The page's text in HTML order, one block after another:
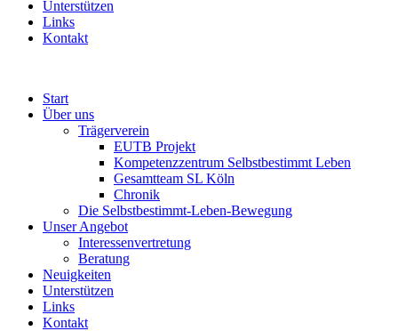
Unterstützen
Links
Kontakt
Start
Über uns
Trägerverein
EUTB Projekt
Kompetenzzentrum Selbstbestimmt Leben
Gesamtteam SL Köln
Chronik
Die Selbstbestimmt-Leben-Bewegung
Unser Angebot
Interessenvertretung
Beratung
Neuigkeiten
Unterstützen
Links
Kontakt